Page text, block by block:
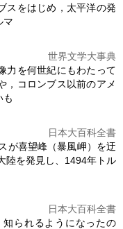
ス をはじめ，太平洋の発
マ
世界文学大事典
力を何世紀にもわたって
， コロンブス 以前のアメ
も
日本大百科全書
が喜望峰（暴風岬）を迂
陸を発見し、1494年トル
日本大百科全書
られるようになったの